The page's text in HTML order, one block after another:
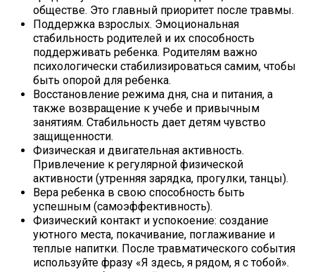
обществе. Это главный приоритет после травмы.
Поддержка взрослых. Эмоциональная
стабильность родителей и их способность
поддерживать ребенка. Родителям важно
психологически стабилизироваться самим, чтобы
быть опорой для ребенка.
Восстановление режима дня, сна и питания, а
также возвращение к учебе и привычным
занятиям. Стабильность дает детям чувство
защищенности.
Физическая и двигательная активность.
Привлечение к регулярной физической
активности (утренняя зарядка, прогулки, танцы).
Вера ребенка в свою способность быть
успешным (самоэффективность).
Физический контакт и успокоение: создание
уютного места, покачивание, поглаживание и
теплые напитки. После травматического события
используйте фразу «Я здесь, я рядом, я с тобой».